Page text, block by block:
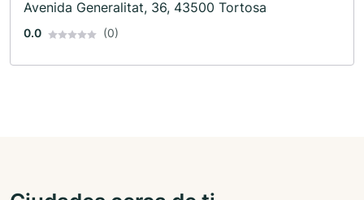
Avenida Generalitat, 36, 43500 Tortosa
0.0 (0)